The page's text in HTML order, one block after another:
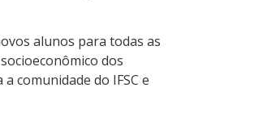
alunos para todas as
dos
comunidade do IFSC e